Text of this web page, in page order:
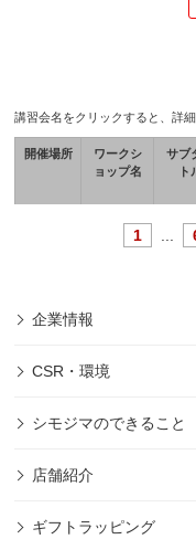
講習会名をクリックすると、詳
開催場所
ワークシ
ョップ名
サブ
ト
1
企業情報
CSR・環境
シモジマのできること
店舗紹介
ギフトラッピング